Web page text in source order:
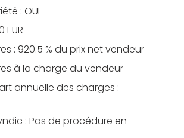
: OUI
EUR
: 920.5 % du prix net vendeur
à la charge du vendeur
annuelle des charges :
: Pas de procédure en